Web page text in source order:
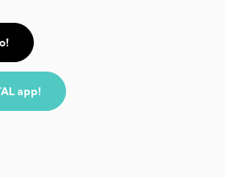
app!